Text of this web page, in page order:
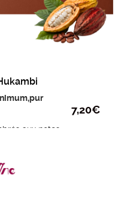
aux notes
poudre
7,20€